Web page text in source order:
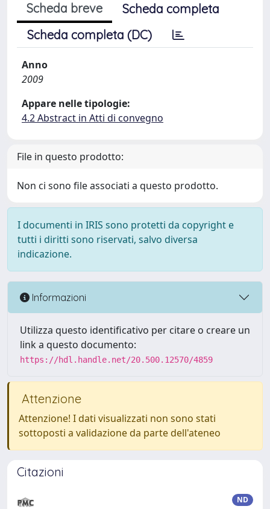
Scheda breve
Scheda completa
Scheda completa (DC)
Anno
2009
Appare nelle tipologie:
4.2 Abstract in Atti di convegno
File in questo prodotto:
Non ci sono file associati a questo prodotto.
I documenti in IRIS sono protetti da copyright e
tutti i diritti sono riservati, salvo diversa
indicazione.
Informazioni
Utilizza questo identificativo per citare o creare un
link a questo documento:
https://hdl.handle.net/20.500.12570/4859
Attenzione
Attenzione! I dati visualizzati non sono stati
sottoposti a validazione da parte dell'ateneo
Citazioni
ND